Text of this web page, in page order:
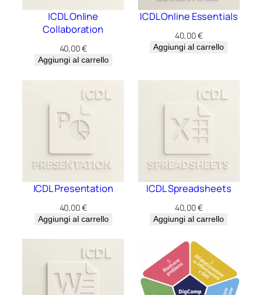
ICDL Online
Collaboration
40,00€
Aggiungi al carrello
ICDL Online Essentials
40,00€
Aggiungi al carrello
ICDL Presentation
40,00€
Aggiungi al carrello
ICDL Spreadsheets
40,00€
Aggiungi al carrello